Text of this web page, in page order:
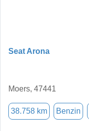
Seat Arona
Moers, 47441
38.758 km Benzin